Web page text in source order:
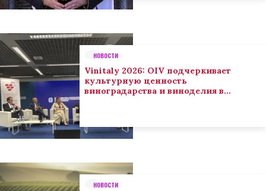
НОВОСТИ
Vinitaly 2026: OIV подчеркивает
культурную ценность
виноградарства и виноделия в
НОВОСТИ